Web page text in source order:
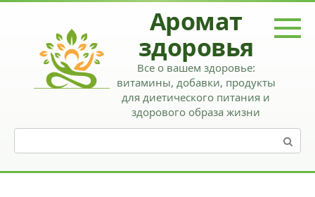
Перейти
Аромат
здоровья
Все о вашем здоровье:
витамины, добавки, продукты
для диетического питания и
здорового образа жизни
Поиск: